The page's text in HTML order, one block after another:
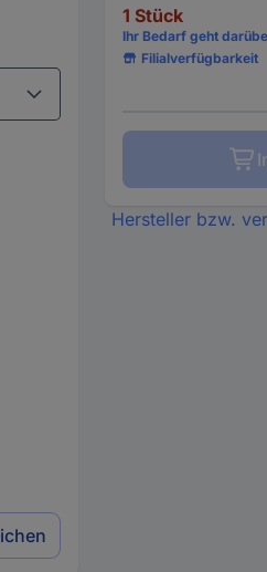
1 Stück
Ihr Bedarf geht
Filialverfügbarkeit
Hersteller bzw.